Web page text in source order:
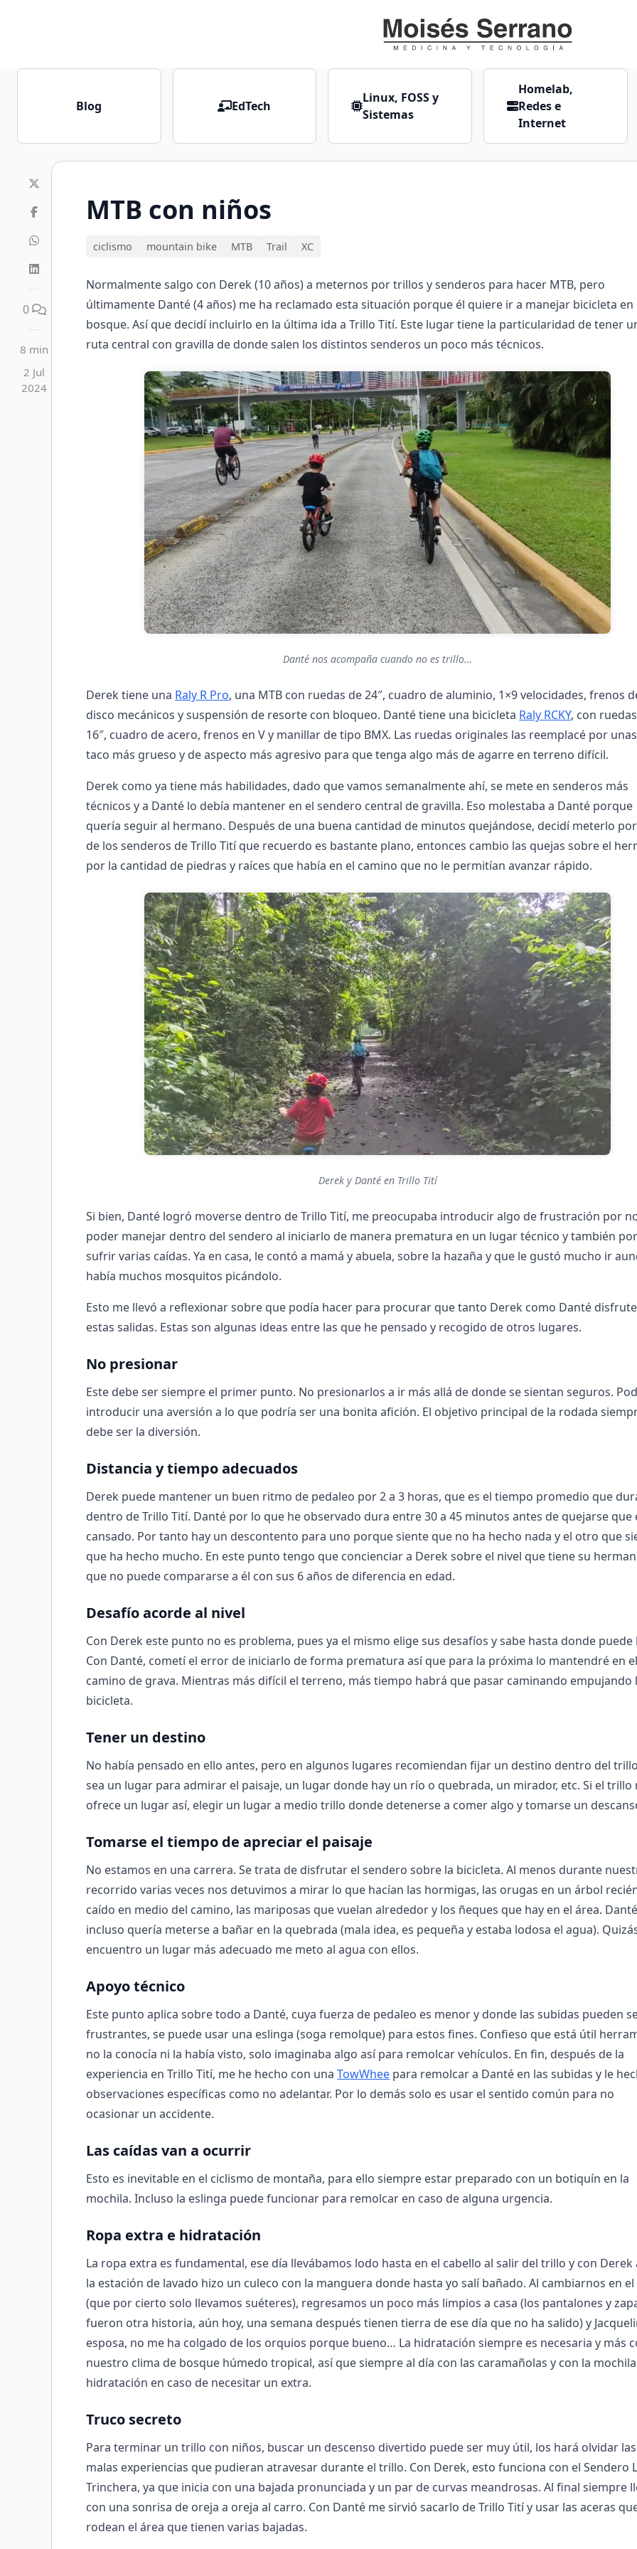
Blog EdTech
Linux, FOSS y
Sistemas
Homelab,
Redes e
Internet
0
8 min
2 Jul
2024
MTB con niños
ciclismo mountain bike MTB Trail XC
Normalmente salgo con Derek (10 años) a meternos por trillos y senderos para hacer MTB, pero
últimamente Danté (4 años) me ha reclamado esta situación porque él quiere ir a manejar bicicleta en
bosque. Así que decidí incluirlo en la última ida a Trillo Tití. Este lugar tiene la particularidad de tener
ruta central con gravilla de donde salen los distintos senderos un poco más técnicos.
Danté nos acompaña cuando no es trillo…
Derek tiene una Raly R Pro, una MTB con ruedas de 24″, cuadro de aluminio, 1×9 velocidades, frenos
disco mecánicos y suspensión de resorte con bloqueo. Danté tiene una bicicleta Raly RCKY, con
16″, cuadro de acero, frenos en V y manillar de tipo BMX. Las ruedas originales las reemplacé por
taco más grueso y de aspecto más agresivo para que tenga algo más de agarre en terreno difícil.
Derek como ya tiene más habilidades, dado que vamos semanalmente ahí, se mete en senderos más
técnicos y a Danté lo debía mantener en el sendero central de gravilla. Eso molestaba a Danté porque
quería seguir al hermano. Después de una buena cantidad de minutos quejándose, decidí meterlo
de los senderos de Trillo Tití que recuerdo es bastante plano, entonces cambio las quejas sobre el
por la cantidad de piedras y raíces que había en el camino que no le permitían avanzar rápido.
Derek y Danté en Trillo Tití
Si bien, Danté logró moverse dentro de Trillo Tití, me preocupaba introducir algo de frustración por
poder manejar dentro del sendero al iniciarlo de manera prematura en un lugar técnico y también por
sufrir varias caídas. Ya en casa, le contó a mamá y abuela, sobre la hazaña y que le gustó mucho ir
había muchos mosquitos picándolo.
Esto me llevó a reflexionar sobre que podía hacer para procurar que tanto Derek como Danté
estas salidas. Estas son algunas ideas entre las que he pensado y recogido de otros lugares.
No presionar
Este debe ser siempre el primer punto. No presionarlos a ir más allá de donde se sientan seguros.
introducir una aversión a lo que podría ser una bonita afición. El objetivo principal de la rodada
debe ser la diversión.
Distancia y tiempo adecuados
Derek puede mantener un buen ritmo de pedaleo por 2 a 3 horas, que es el tiempo promedio que
dentro de Trillo Tití. Danté por lo que he observado dura entre 30 a 45 minutos antes de quejarse que
cansado. Por tanto hay un descontento para uno porque siente que no ha hecho nada y el otro que
que ha hecho mucho. En este punto tengo que concienciar a Derek sobre el nivel que tiene su
que no puede compararse a él con sus 6 años de diferencia en edad.
Desafío acorde al nivel
Con Derek este punto no es problema, pues ya el mismo elige sus desafíos y sabe hasta donde puede
Con Danté, cometí el error de iniciarlo de forma prematura así que para la próxima lo mantendré en el
camino de grava. Mientras más difícil el terreno, más tiempo habrá que pasar caminando empujando
bicicleta.
Tener un destino
No había pensado en ello antes, pero en algunos lugares recomiendan fijar un destino dentro del
sea un lugar para admirar el paisaje, un lugar donde hay un río o quebrada, un mirador, etc. Si el trillo
ofrece un lugar así, elegir un lugar a medio trillo donde detenerse a comer algo y tomarse un
Tomarse el tiempo de apreciar el paisaje
No estamos en una carrera. Se trata de disfrutar el sendero sobre la bicicleta. Al menos durante
recorrido varias veces nos detuvimos a mirar lo que hacían las hormigas, las orugas en un árbol
caído en medio del camino, las mariposas que vuelan alrededor y los ñeques que hay en el área. Danté
incluso quería meterse a bañar en la quebrada (mala idea, es pequeña y estaba lodosa el agua).
encuentro un lugar más adecuado me meto al agua con ellos.
Apoyo técnico
Este punto aplica sobre todo a Danté, cuya fuerza de pedaleo es menor y donde las subidas pueden
frustrantes, se puede usar una eslinga (soga remolque) para estos fines. Confieso que está útil
no la conocía ni la había visto, solo imaginaba algo así para remolcar vehículos. En fin, después de la
experiencia en Trillo Tití, me he hecho con unaTowWhee para remolcar a Danté en las subidas y le
observaciones específicas como no adelantar. Por lo demás solo es usar el sentido común para no
ocasionar un accidente.
Las caídas van a ocurrir
Esto es inevitable en el ciclismo de montaña, para ello siempre estar preparado con un botiquín en la
mochila. Incluso la eslinga puede funcionar para remolcar en caso de alguna urgencia.
Ropa extra e hidratación
La ropa extra es fundamental, ese día llevábamos lodo hasta en el cabello al salir del trillo y con Derek
la estación de lavado hizo un culeco con la manguera donde hasta yo salí bañado. Al cambiarnos en
(que por cierto solo llevamos suéteres), regresamos un poco más limpios a casa (los pantalones y
fueron otra historia, aún hoy, una semana después tienen tierra de ese día que no ha salido) y
esposa, no me ha colgado de los orquios porque bueno… La hidratación siempre es necesaria y más
nuestro clima de bosque húmedo tropical, así que siempre al día con las caramañolas y con la
hidratación en caso de necesitar un extra.
Truco secreto
Para terminar un trillo con niños, buscar un descenso divertido puede ser muy útil, los hará olvidar las
malas experiencias que pudieran atravesar durante el trillo. Con Derek, esto funciona con el Sendero
Trinchera, ya que inicia con una bajada pronunciada y un par de curvas meandrosas. Al final siempre
con una sonrisa de oreja a oreja al carro. Con Danté me sirvió sacarlo de Trillo Tití y usar las aceras
rodean el área que tienen varias bajadas.